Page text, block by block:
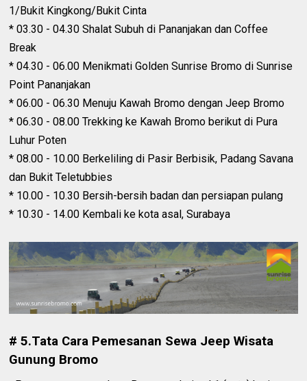
1/Bukit Kingkong/Bukit Cinta
* 03.30 - 04.30 Shalat Subuh di Pananjakan dan Coffee
Break
* 04.30 - 06.00 Menikmati Golden Sunrise Bromo di Sunrise
Point Pananjakan
* 06.00 - 06.30 Menuju Kawah Bromo dengan Jeep Bromo
* 06.30 - 08.00 Trekking ke Kawah Bromo berikut di Pura
Luhur Poten
* 08.00 - 10.00 Berkeliling di Pasir Berbisik, Padang Savana
dan Bukit Teletubbies
* 10.00 - 10.30 Bersih-bersih badan dan persiapan pulang
* 10.30 - 14.00 Kembali ke kota asal, Surabaya
# 5.Tata Cara Pemesanan Sewa Jeep Wisata
Gunung Bromo